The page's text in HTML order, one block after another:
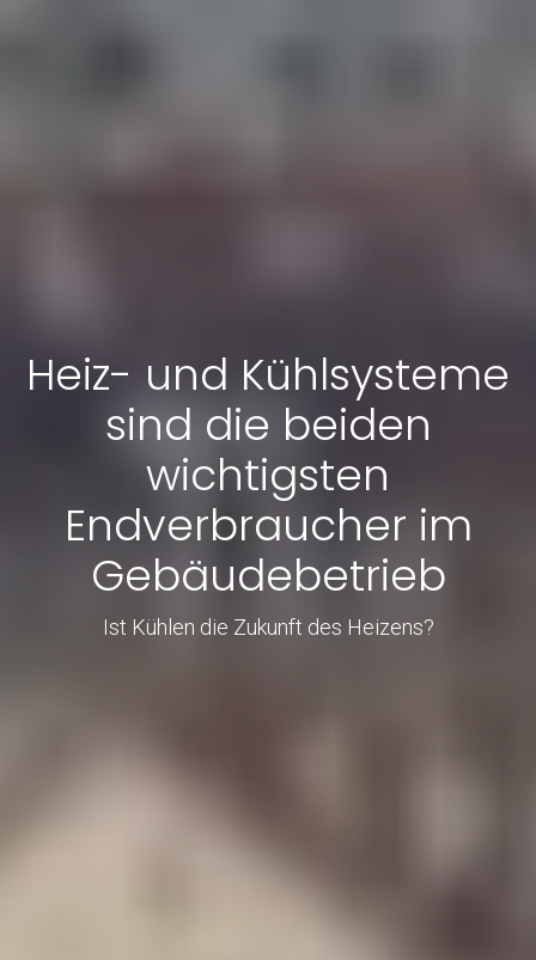
Heiz- und Kühlsysteme
sind die beiden
wichtigsten
Endverbraucher im
Gebäudebetrieb
Ist Kühlen die Zukunft des Heizens?